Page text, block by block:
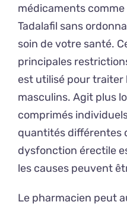
médicaments
Tadalafil sans
soin de votre santé.
principales
est utilisé pour traiter
masculins. Agit plus
comprimés
quantités différentes
dysfonction érectile
les causes peuvent
Le pharmacien peut